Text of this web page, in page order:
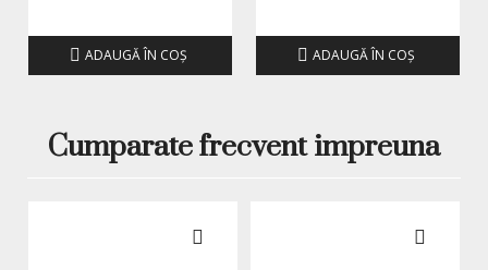
capătă mai multă eleganță și poate deveni baza perfectă
pentru designuri cu flori, linii fine, top coat decorativ, glitter
sau accente aurii. Este o alegere inspirată pentru clientele
De ce să alegi Oja
ADAUGĂ ÎN COŞ ADAUGĂ ÎN COŞ
Cumparate frecvent impreuna